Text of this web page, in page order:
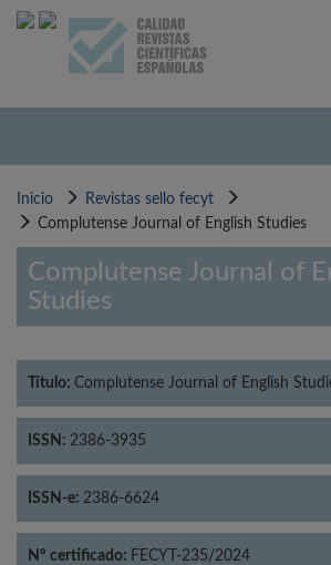
Pasar
Inicio
Revistas sello fecyt
Complutense Journal of English Studies
Complutense Journal of
Studies
Título: Complutense Journal of English
ISSN: 2386-3935
ISSN-e: 2386-6624
Nº certificado: FECYT-235/2024